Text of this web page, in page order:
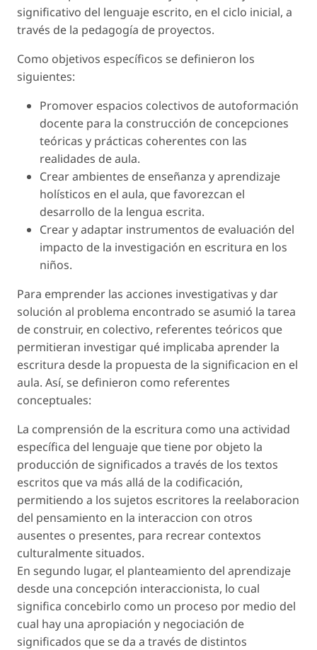
significativo del lenguaje escrito, en el ciclo inicial, a
través de la pedagogía de proyectos.
Como objetivos específicos se definieron los
siguientes:
Promover espacios colectivos de autoformación
docente para la construcción de concepciones
teóricas y prácticas coherentes con las
realidades de aula.
Crear ambientes de enseñanza y aprendizaje
holísticos en el aula, que favorezcan el
desarrollo de la lengua escrita.
Crear y adaptar instrumentos de evaluación del
impacto de la investigación en escritura en los
niños.
Para emprender las acciones investigativas y dar
solución al problema encontrado se asumió la tarea
de construir, en colectivo, referentes teóricos que
permitieran investigar qué implicaba aprender la
escritura desde la propuesta de la significacion en el
aula. Así, se definieron como referentes
conceptuales:
La comprensión de la escritura como una actividad
específica del lenguaje que tiene por objeto la
producción de significados a través de los textos
escritos que va más allá de la codificación,
permitiendo a los sujetos escritores la reelaboracion
del pensamiento en la interaccion con otros
ausentes o presentes, para recrear contextos
culturalmente situados.
En segundo lugar, el planteamiento del aprendizaje
desde una concepción interaccionista, lo cual
significa concebirlo como un proceso por medio del
cual hay una apropiación y negociación de
significados que se da a través de distintos